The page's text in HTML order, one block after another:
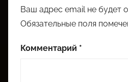
Ваш адрес email не будет
Обязательные поля
Комментарий *